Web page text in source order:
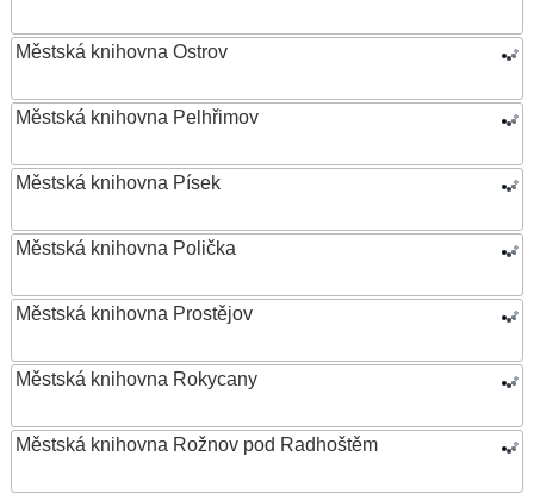
Městská knihovna Ostrov
Městská knihovna Pelhřimov
Městská knihovna Písek
Městská knihovna Polička
Městská knihovna Prostějov
Městská knihovna Rokycany
Městská knihovna Rožnov pod Radhoštěm